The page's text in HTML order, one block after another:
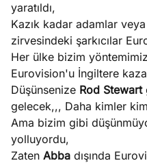
yaratıldı,
Kazık kadar adamlar veya
zirvesindeki şarkıcılar
Her ülke bizim
Eurovision'u İngiltere
Düşünsenize Rod Stewart
gelecek,,, Daha kimler
Ama bizim gibi
yolluyordu,
Zaten Abba dışında